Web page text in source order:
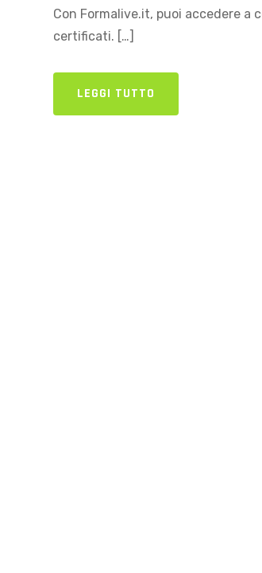
Con Formalive.it, puoi accedere a
certificati. […]
LEGGI TUTTO